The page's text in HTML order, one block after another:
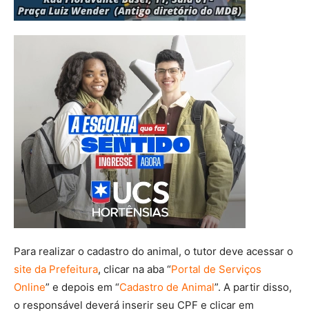
Para realizar o cadastro do animal, o tutor deve acessar o
site da Prefeitura, clicar na aba “Portal de Serviços
Online” e depois em “Cadastro de Animal”. A partir disso,
o responsável deverá inserir seu CPF e clicar em